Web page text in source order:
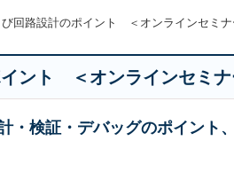
回路設計のポイント ＜オンラインセミナ
ント ＜オンラインセミナ
・検証・デバッグのポイント